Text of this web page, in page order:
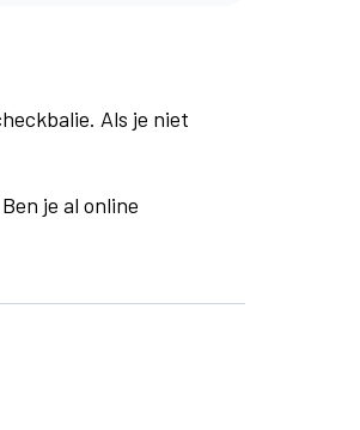
Als je niet
Ben je al online